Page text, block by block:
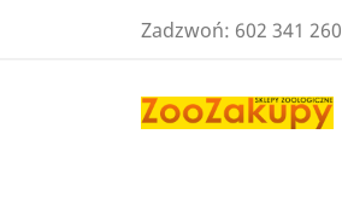
Zadzwoń: 602 341 260